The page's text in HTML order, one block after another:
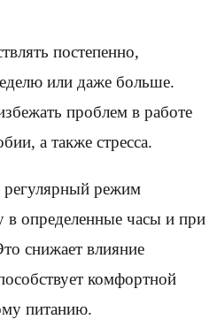
постепенно,
или даже больше.
проблем в работе
а также стресса.
режим
в определенные часы и при
снижает влияние
комфортной
питанию.